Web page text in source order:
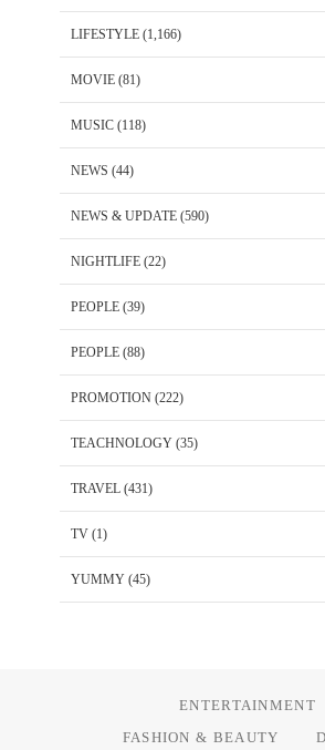
LIFESTYLE (1,166)
MOVIE (81)
MUSIC (118)
NEWS (44)
NEWS & UPDATE (590)
NIGHTLIFE (22)
PEOPLE (39)
PEOPLE (88)
PROMOTION (222)
TEACHNOLOGY (35)
TRAVEL (431)
TV (1)
YUMMY (45)
ENTERTAINMENT
FASHION & BEAUTY